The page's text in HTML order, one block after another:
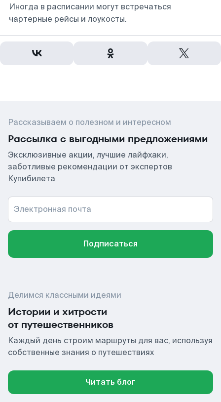
Иногда в расписании могут встречаться
чартерные рейсы и лоукосты.
Рассказываем о полезном и интересном
Рассылка с выгодными предложениями
Эксклюзивные акции, лучшие лайфхаки,
заботливые рекомендации от экспертов
Купибилета
Электронная почта
Подписаться
Делимся классными идеями
Истории и хитрости
от путешественников
Каждый день строим маршруты для вас, используя
собственные знания о путешествиях
Читать блог